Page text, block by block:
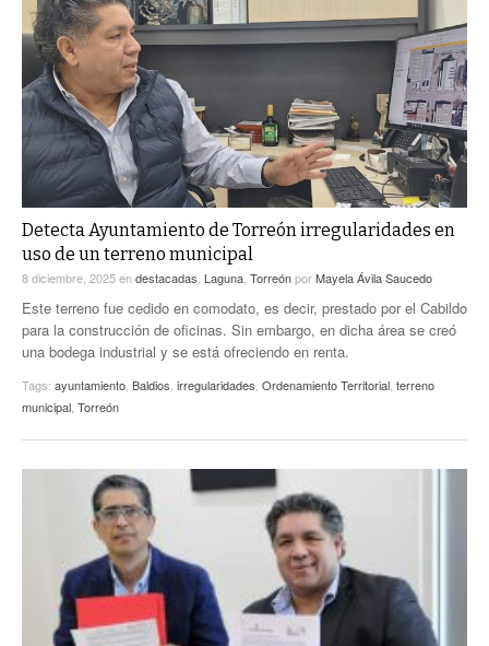
EL EXACTO
EXA INFORMA
GLOBO
CONTEXTOS
TRAYECTO LAGUNA
A MEDIA MAÑANA
A TODA LEY
DIÁLOGOS CON LA HISTORIA
TWEETS AND BEATS
LA MEJOR 97.1 ESTÉREO GALLITO
ACTUALIDADES GREM
PULSO
PC29
ACTUALIDADES GREM
Detecta Ayuntamiento de Torreón irregularidades en
uso de un terreno municipal
8 diciembre, 2025endestacadas Laguna TorreónporMayela Ávila Saucedo
Este terreno fue cedido en comodato, es decir, prestado por el Cabildo
para la construcción de oficinas. Sin embargo, en dicha área se creó
una bodega industrial y se está ofreciendo en renta.
Tags: ayuntamiento Baldios irregularidades Ordenamiento Territorial terreno
municipal Torreón